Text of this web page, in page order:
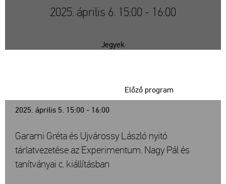
2025. április 6. 15:00 - 16:00
Jegyek
2025. április 5. 15:00 - 16:00
Előző program
Garami Gréta és Ujvárossy László nyitó
tárlatvezetése az Experimentum. Nagy Pál és
tanítványai c. kiállításban